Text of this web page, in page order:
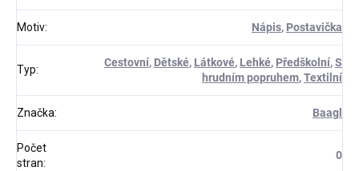
Motiv: Nápis, Postavička
Typ:
Cestovní, Dětské, Látkové, Lehké, Předškolní,S
hrudním popruhem,Textilní
Značka: Baagl
Počet
stran:
0